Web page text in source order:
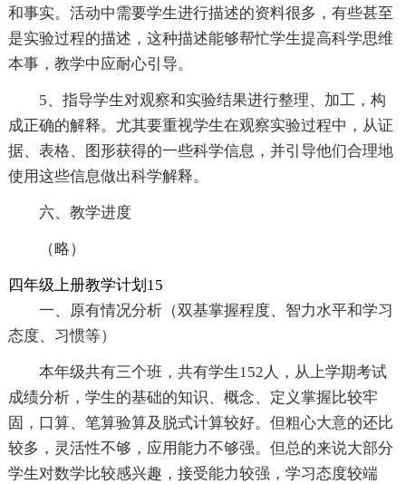
和事实。活动中需要学生进行描述的资料很多，有些甚至
是实验过程的描述，这种描述能够帮忙学生提高科学思维
本事，教学中应耐心引导。
5、指导学生对观察和实验结果进行整理、加工，构
成正确的解释。尤其要重视学生在观察实验过程中，从证
据、表格、图形获得的一些科学信息，并引导他们合理地
使用这些信息做出科学解释。
六、教学进度
（略）
四年级上册教学计划15
一、原有情况分析（双基掌握程度、智力水平和学习
态度、习惯等）
本年级共有三个班，共有学生152人，从上学期考试
成绩分析，学生的基础的知识、概念、定义掌握比较牢
固，口算、笔算验算及脱式计算较好。但粗心大意的还比
较多，灵活性不够，应用能力不够强。但总的来说大部分
学生对数学比较感兴趣，接受能力较强，学习态度较端